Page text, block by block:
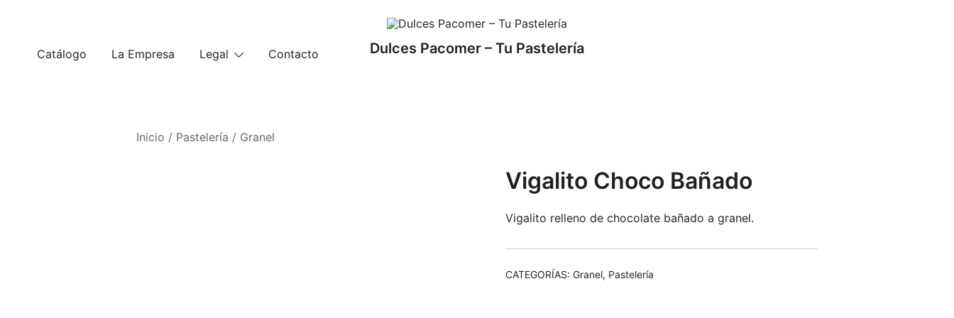
Catálogo La Empresa Legal Contacto Dulces Pacomer – Tu Pastelería
Inicio / Pastelería / Granel
Vigalito Choco Bañado
Vigalito relleno de chocolate bañado a granel.
CATEGORÍAS: Granel, Pastelería